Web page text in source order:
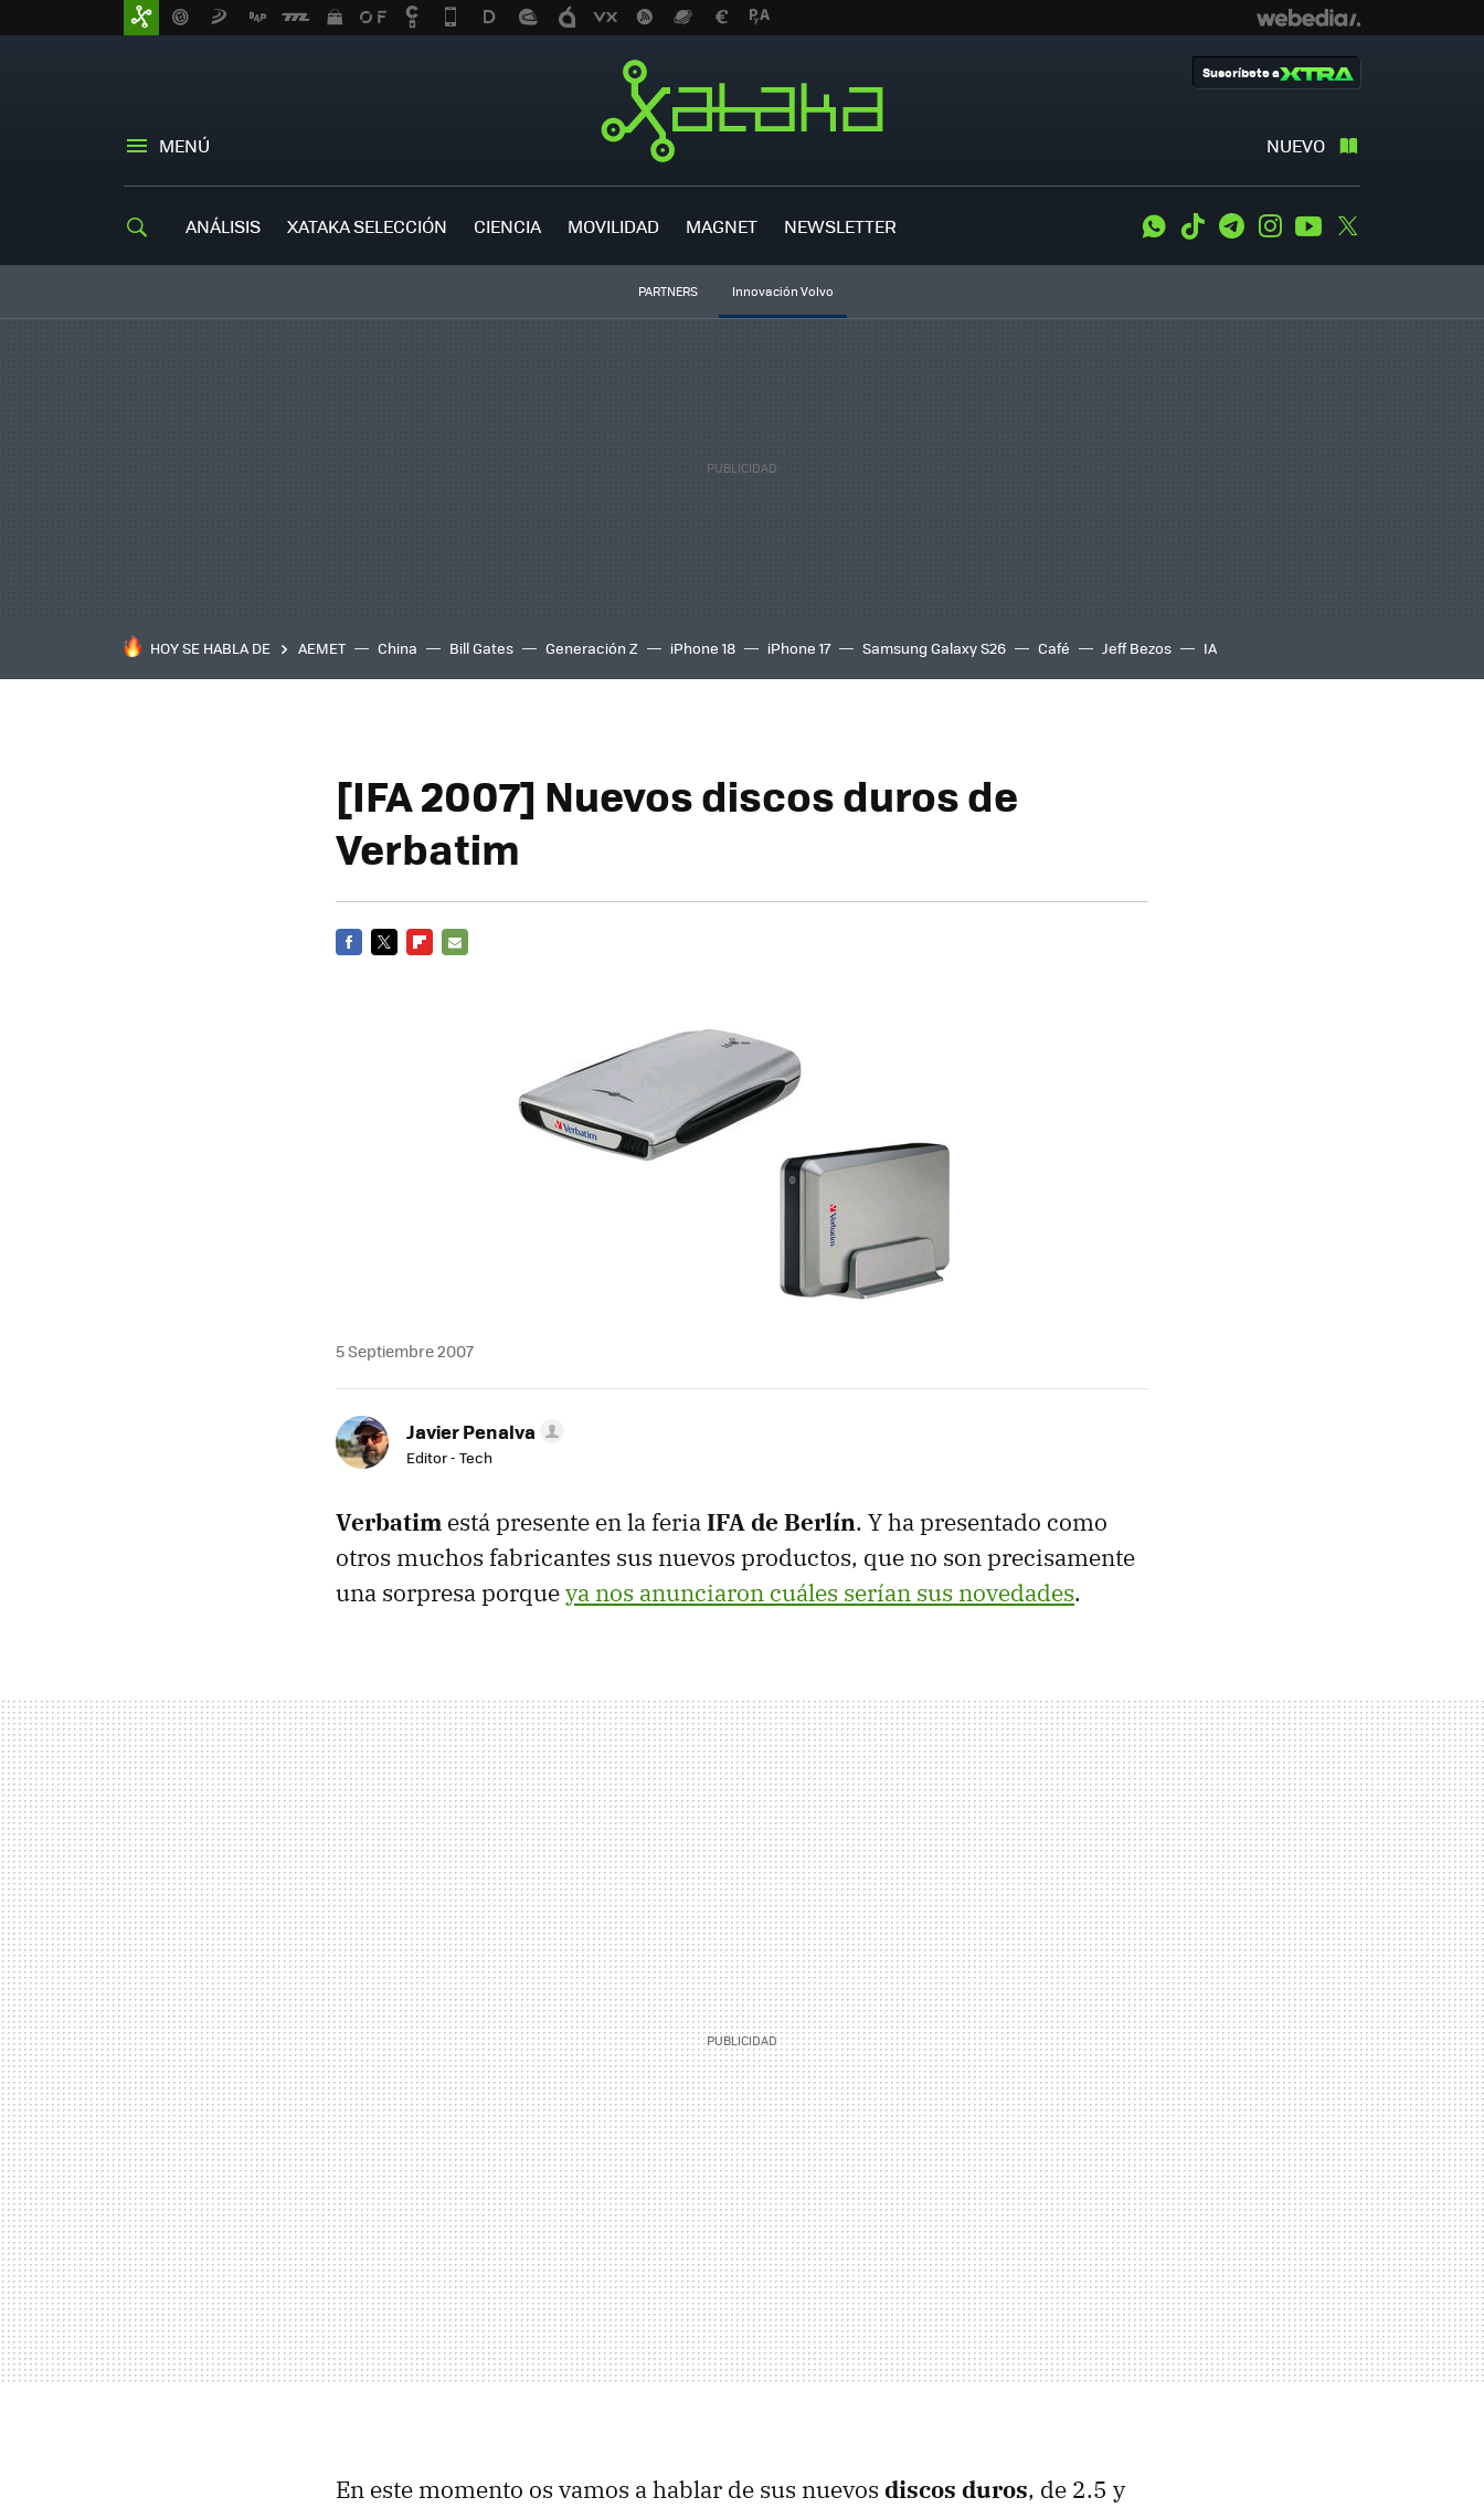
MENÚ NUEVO
Suscríbete a
ANÁLISIS XATAKA SELECCIÓN CIENCIA MOVILIDAD MAGNET NEWSLETTER WhatsApp
Tiktok TelegramInstagramYoutube
PARTNERS Innovación Volvo
HOY SE HABLA DE AEMET China Bill Gates Generación Z iPhone 18 iPhone 17 Samsung Galaxy S26 Café Jeff Bezos IA
[IFA 2007] Nuevos discos duros de
Verbatim
5 Septiembre 2007
Javier Penalva
Editor - Tech
Verbatim está presente en la feriaIFA de Berlín. Y ha presentado como
otros muchos fabricantes sus nuevos productos, que no son precisamente
una sorpresa porqueya nos anunciaron cuáles serían sus novedades.
En este momento os vamos a hablar de sus nuevos discos duros, de 2.5 y